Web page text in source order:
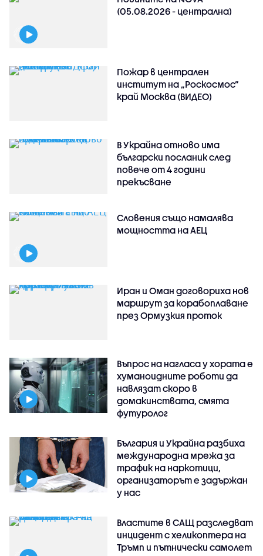
(05.08.2026 - централна)
Пожар в централен
институт на „Роскосмос“
край Москва (ВИДЕО)
В Украйна отново има
български посланик след
повече от 4 години
прекъсване
Словения също намалява
мощността на АЕЦ
Иран и Оман договориха нов
маршрут за корабоплаване
през Ормузкия проток
Въпрос на нагласа у хората е
хуманоидните роботи да
навлязат скоро в
домакинствата, смята
футуролог
България и Украйна разбиха
международна мрежа за
трафик на наркотици,
организаторът е задържан
у нас
Властите в САЩ разследват
инцидент с хеликоптера на
Тръмп и пътнически самолет